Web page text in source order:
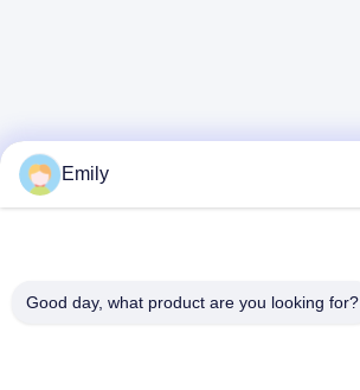
Emily
Good day, what product are you looking for?